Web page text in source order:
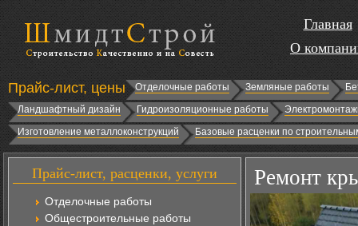
Главная
О
Прайс-лист, цены Отделочные работы Земляные работы
Ландшафтный дизайн
Гидроизоляционные работы
Изготовление металлоконструкций
Базовые расценки по
Прайс-лист, расценки, услуги
Отделочные работы
Общестроительные работы
Ремонт